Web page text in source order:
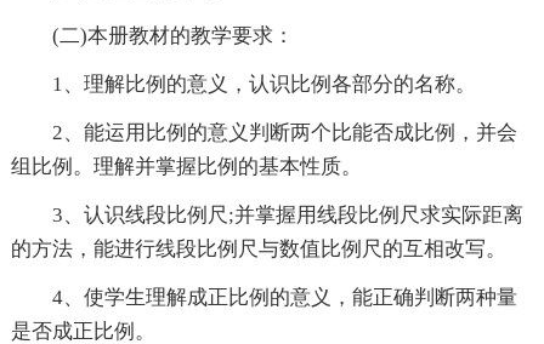
(二)本册教材的教学要求：
1、理解比例的意义，认识比例各部分的名称。
2、能运用比例的意义判断两个比能否成比例，并会
组比例。理解并掌握比例的基本性质。
3、认识线段比例尺;并掌握用线段比例尺求实际距离
的方法，能进行线段比例尺与数值比例尺的互相改写。
4、使学生理解成正比例的意义，能正确判断两种量
是否成正比例。